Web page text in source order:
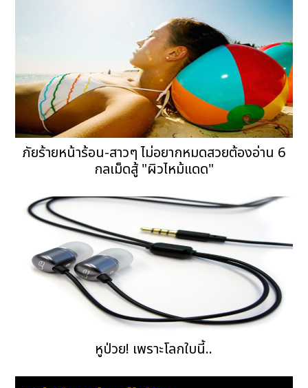
ภัยร้ายหน้าร้อน-สาวๆ ไม่อยากหมดสวยต้องอ่าน 6
กลเม็ดสู้ "ผิวไหม้แดด"
หูป่วย! เพราะโลกใบนี้..